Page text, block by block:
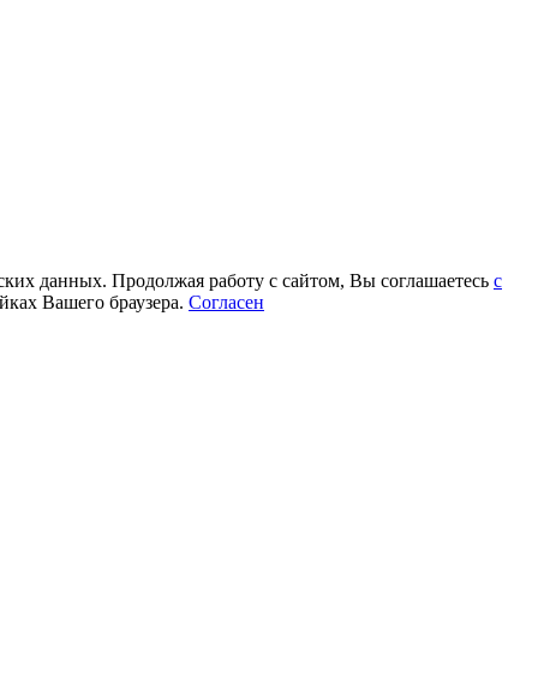
данных. Продолжая работу с сайтом, Вы соглашаетесь с
Вашего браузера. Согласен